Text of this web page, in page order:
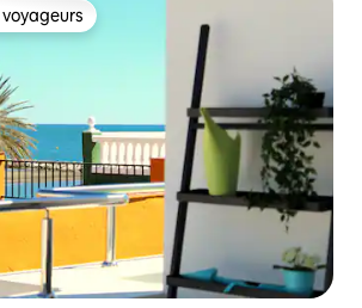
les plus appréciés